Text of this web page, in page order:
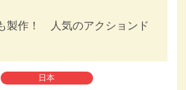
製作！ 人気のアクションド
日本